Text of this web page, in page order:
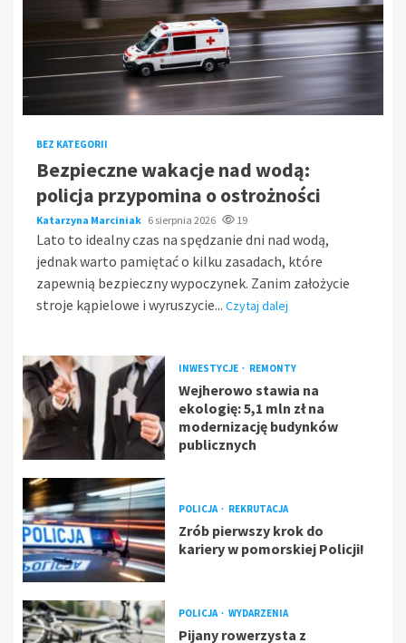
BEZ KATEGORII
Bezpieczne wakacje nad wodą:
policja przypomina o ostrożności
Katarzyna Marciniak 6 sierpnia 2026 19
Lato to idealny czas na spędzanie dni nad wodą,
jednak warto pamiętać o kilku zasadach, które
zapewnią bezpieczny wypoczynek. Zanim założycie
stroje kąpielowe i wyruszycie... Czytaj dalej
INWESTYCJE REMONTY
Wejherowo stawia na
ekologię: 5,1 mln zł na
modernizację budynków
publicznych
POLICJA REKRUTACJA
Zrób pierwszy krok do
kariery w pomorskiej Policji!
POLICJA WYDARZENIA
Pijany rowerzysta z